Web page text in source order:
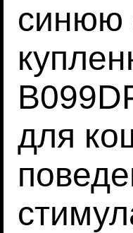
синюю
для